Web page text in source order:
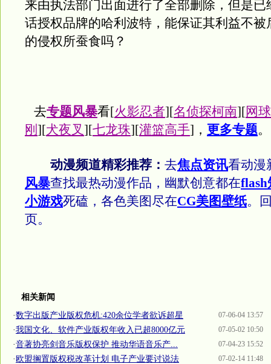
来由执法部门出面进行了全部删除，但是已
话授权品牌的哈利波特，能保证其利益不被
的侵权所蚕食吗？
去专题风暴看[火影忍者][名侦探柯南][网
刚 ][犬夜叉][七龙珠][灌篮高手]， 更多专题。
动漫频道精彩推荐： 去焦点资讯看动漫
风暴查找最热动漫作品，幽默创意都在flash
小游戏死磕，各色美图尽在CG美图壁纸。
页。
相关新闻
07-06-04 13:57
·数字出版产业版权危机:420余位学者欲诉超星
07-05-02 10:50
·我国文化、软件产业版权年收入已超8000亿元
07-04-23 15:52
·音著协亮剑音乐版权保护 推动华语音乐产...
07-02-14 11:48
·欧盟搁置版权税改革计划 电子产业要讨说法